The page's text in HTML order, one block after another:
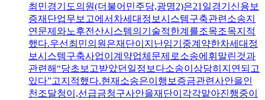
최민경기도의원(더불어민주당,광명2)은21일경기신용보
증재단업무보고에서차세대정보시스템구축관련소송지
연문제와노후전산시스템의기술적한계를조목조목지적
했다.우선최민의원은재단이지난임기중계약한차세대정
보시스템구축사업이계약업체문제로소송에휘말린것과
관련해“당초보고받았던일정보다소송이상당히지연되고
있다”고지적했다.현재소송은이행보증금관련사안을인
천조달청이,선급금청구사안을재단이각각맡아진행중이